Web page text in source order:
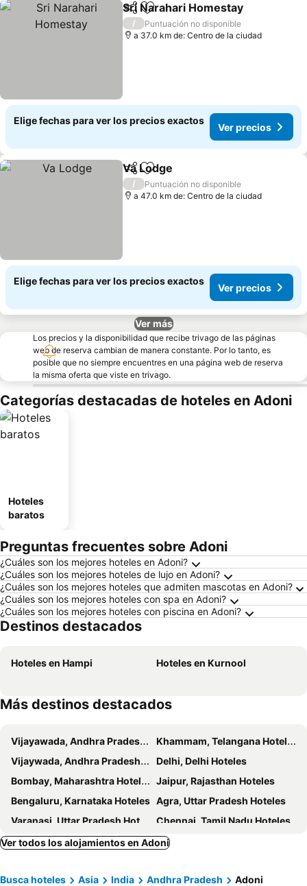
CompartirAgregar a favoritos
Sri Narahari Homestay
/
Puntuación no disponible
a 37.0 km de: Centro de la ciudad
Elige fechas para ver los precios exactos
Ver precios
CompartirAgregar a favoritos
Va Lodge
/
Puntuación no disponible
a 47.0 km de: Centro de la ciudad
Elige fechas para ver los precios exactos
Ver precios
Ver más
Los precios y la disponibilidad que recibe trivago de las páginas
web de reserva cambian de manera constante. Por lo tanto, es
posible que no siempre encuentres en una página web de reserva
la misma oferta que viste en trivago.
Categorías destacadas de hoteles en Adoni
Hoteles
baratos
Preguntas frecuentes sobre Adoni
¿Cuáles son los mejores hoteles en Adoni?
¿Cuáles son los mejores hoteles de lujo en Adoni?
¿Cuáles son los mejores hoteles que admiten mascotas en Adoni?
¿Cuáles son los mejores hoteles con spa en Adoni?
¿Cuáles son los mejores hoteles con piscina en Adoni?
Destinos destacados
Hoteles en Hampi Hoteles en Kurnool
Más destinos destacados
Vijayawada, Andhra Pradesh Hoteles
Khammam, Telangana Hoteles
Vijaywada, Andhra Pradesh Hoteles
Delhi, Delhi Hoteles
Bombay, Maharashtra Hoteles
Jaipur, Rajasthan Hoteles
Bengaluru, Karnataka Hoteles Agra, Uttar Pradesh Hoteles
Varanasi, Uttar Pradesh Hoteles
Chennai, Tamil Nadu Hoteles
Rishikesh, Uttarakhand Hoteles
Udaipur, Rajasthan Hoteles
Ver todos los alojamientos en Adoni
Busca hoteles Asia India Andhra Pradesh Adoni